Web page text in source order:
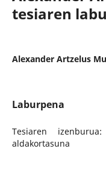
tesiaren
Alexander Artzelus
Laburpena
Tesiaren
aldakortasuna